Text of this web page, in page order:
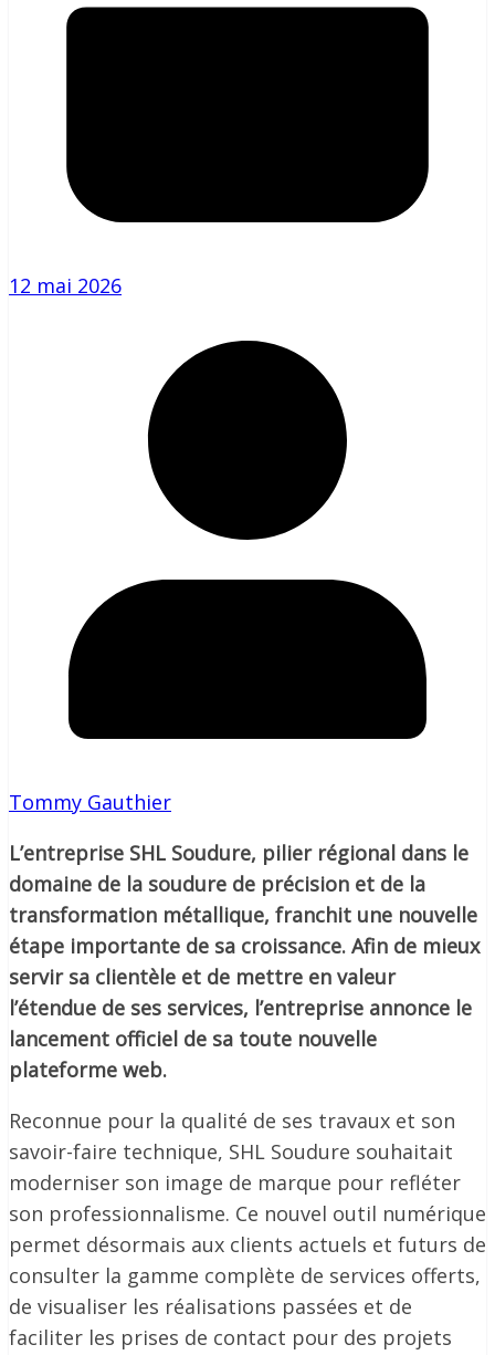
12 mai 2026
Tommy Gauthier
L’entreprise SHL Soudure, pilier régional dans le
domaine de la soudure de précision et de la
transformation métallique, franchit une nouvelle
étape importante de sa croissance. Afin de mieux
servir sa clientèle et de mettre en valeur
l’étendue de ses services, l’entreprise annonce le
lancement officiel de sa toute nouvelle
plateforme web.
Reconnue pour la qualité de ses travaux et son
savoir-faire technique, SHL Soudure souhaitait
moderniser son image de marque pour refléter
son professionnalisme. Ce nouvel outil numérique
permet désormais aux clients actuels et futurs de
consulter la gamme complète de services offerts,
de visualiser les réalisations passées et de
faciliter les prises de contact pour des projets